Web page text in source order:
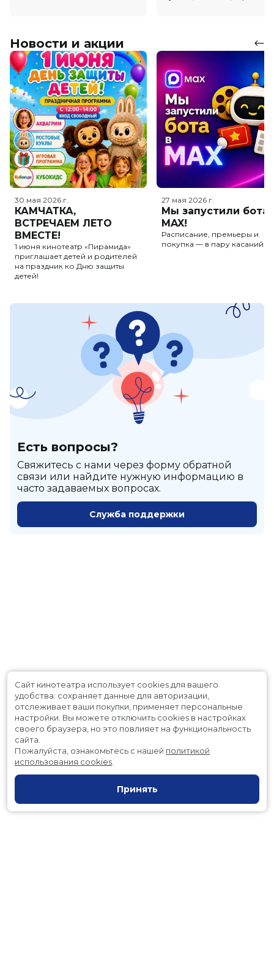
Новости и акции
30 мая 2026 г.
КАМЧАТКА,
ВСТРЕЧАЕМ ЛЕТО
ВМЕСТЕ!
1 июня кинотеатр «Пирамида»
приглашает детей и родителей
на праздник ко Дню защиты
детей!
27 мая 2026 г.
Мы запустили бота
MAX!
Расписание, премьеры и
покупка — в пару касаний.
Есть вопросы?
Cвяжитесь с нами через форму обратной
связи или найдите нужную информацию в
часто задаваемых вопросах.
Служба поддержки
Сайт кинотеатра использует cookies для вашего
удобства: сохраняет данные для авторизации,
отслеживает ваши покупки, применяет персональные
настройки. Вы можете отключить cookies в настройках
своего браузера, но это повлияет на функциональность
сайта.
Пожалуйста, ознакомьтесь с нашей политикой
использования cookies
Принять